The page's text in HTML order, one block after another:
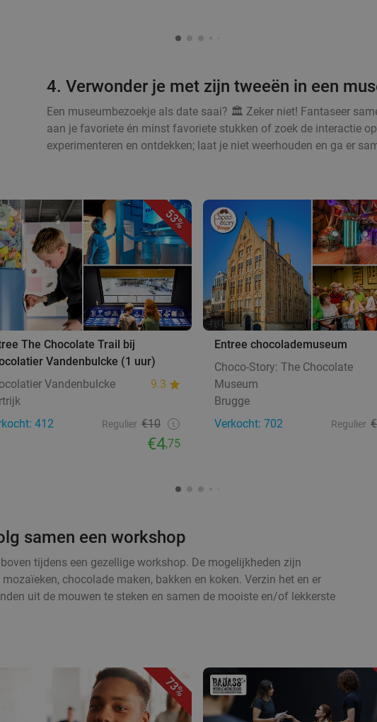
4. Verwonder je met zijn tweeën in een
Een museumbezoekje als date saai? 🏛️ Zeker niet! Fantaseer
aan je favoriete én minst favoriete stukken of zoek de interactie
experimenteren en ontdekken; laat je niet weerhouden en ga er
53%
The Chocolate Trail bij
Vandenbulcke (1 uur)
Vandenbulcke
9.3
412
Regulier €10
€4,75
Entree chocolademuseum
Choco-Story: The Chocolate
Museum
Brugge
Verkocht: 702
Regulier
samen een workshop
tijdens een gezellige workshop. De mogelijkheden zijn
chocolade maken, bakken en koken. Verzin het en er
uit de mouwen te steken en samen de mooiste en/of lekkerste
73%